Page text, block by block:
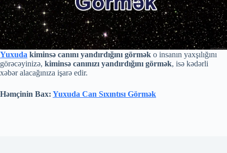
Yuxuda kiminsə canını yandırdığını görmək o insanın yaxşılığını
görəcəyinizə, kiminsə canınızı yandırdığını görmək, isə kədərli
xəbər alacağınıza işarə edir.
Həmçinin Bax: Yuxuda Can Sıxıntısı Görmək